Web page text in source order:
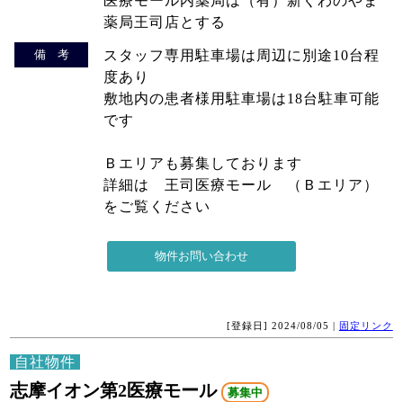
薬局王司店とする
備 考
スタッフ専用駐車場は周辺に別途10台程
度あり
敷地内の患者様用駐車場は18台駐車可能
です
Ｂエリアも募集しております
詳細は 王司医療モール （Ｂエリア）
をご覧ください
[登録日] 2024/08/05 | 固定リンク
自社物件
志摩イオン第2医療モール 募集中